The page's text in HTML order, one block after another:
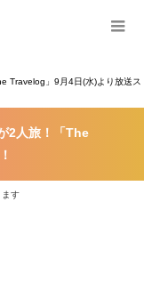
Travelog」9月4日(水)より放送ス
2人旅！「The
ます